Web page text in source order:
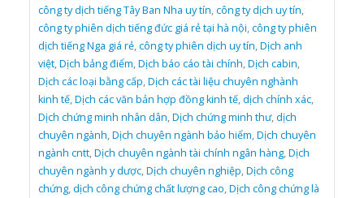
công ty dịch tiếng Tây Ban Nha uy tín,công ty dịch uy tín,
công ty phiên dịch tiếng đức giá rẻ tại hà nội,công ty phiên
dịch tiếng Nga giá rẻ,công ty phiên dịch uy tín,Dịch anh
việt,Dịch bảng điểm,Dịch báo cáo tài chính,Dịch cabin,
Dịch các loại bằng cấp,Dịch các tài liệu chuyên nghành
kinh tế,Dịch các văn bản hợp đồng kinh tế,dịch chính xác,
Dịch chứng minh nhân dân,Dịch chứng minh thư,dịch
chuyên ngành,Dịch chuyên ngành bảo hiểm,Dịch chuyên
ngành cntt,Dịch chuyên ngành tài chính ngân hàng,Dịch
chuyên ngành y dược,Dịch chuyên nghiệp,Dịch công
chứng,dịch công chứng chất lượng cao,Dịch công chứng là